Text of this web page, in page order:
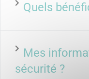
Quels
Mes
sécurité ?